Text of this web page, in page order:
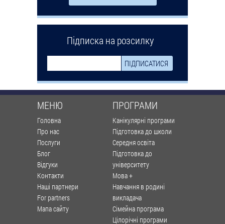
Підписка на розсилку
МЕНЮ
Головна
Про нас
Послуги
Блог
Відгуки
Контакти
Наші партнери
For partners
Мапа сайту
ПРОГРАМИ
Канікулярні програми
Підготовка до школи
Середня освіта
Підготовка до
університету
Мова +
Навчання в родині
викладача
Сімейна програма
Цілорічні програми